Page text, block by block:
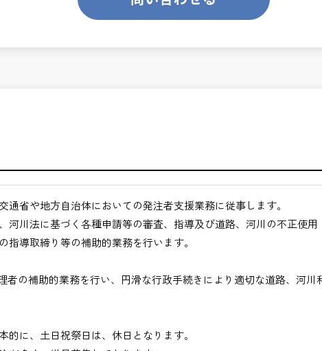
途ご相談ください。
地方など）
びください。＞
通省や地方自治体においての発注者支援業務に従事します。
河川法に基づく各種申請等の審査、指導及び道路、河川の不正使用
指導取締り等の補助的業務を行います。
者の補助的業務を行い、円滑な行政手続きにより適切な道路、河
的に、土日祝祭日は、休日となります。